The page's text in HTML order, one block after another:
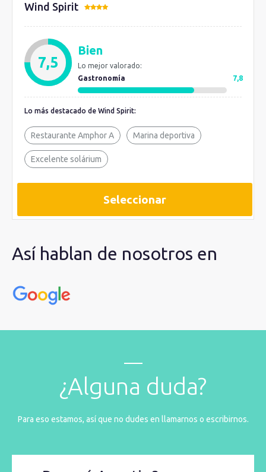
Wind Spirit
7,5
Bien
Lo mejor valorado:
Gastronomía
7,8
Lo más destacado de Wind Spirit:
Restaurante Amphor A Marina deportiva
Excelente solárium
Seleccionar
Así hablan de nosotros en
¿Alguna duda?
Para eso estamos, así que no dudes en llamarnos o escribirnos.